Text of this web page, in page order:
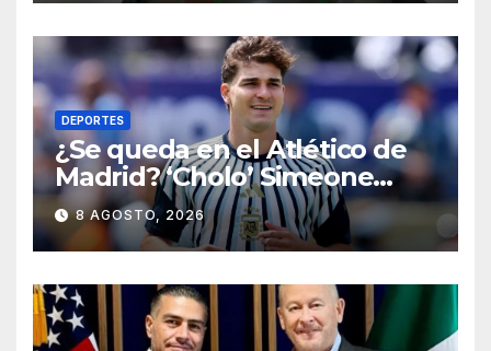
DEPORTES
¿Se queda en el Atlético de
Madrid? ‘Cholo’ Simeone
responde contundente sobre
el futuro de Julián Álvarez
8 AGOSTO, 2026